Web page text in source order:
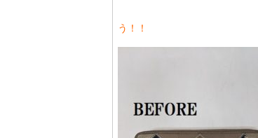
う！！